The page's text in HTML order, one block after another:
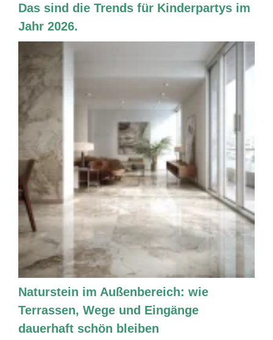
Das sind die Trends für Kinderpartys im
Jahr 2026.
Naturstein im Außenbereich: wie
Terrassen, Wege und Eingänge
dauerhaft schön bleiben